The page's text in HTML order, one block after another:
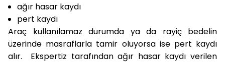
ağır hasar kaydı
pert kaydı
Araç kullanılamaz durumda ya da rayiç bedelin
üzerinde masraflarla tamir oluyorsa ise pert kaydı
alır. Ekspertiz tarafından ağır hasar kaydı verilen